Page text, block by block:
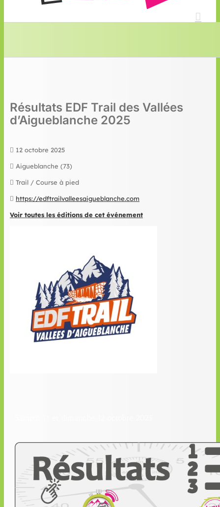
Résultats EDF Trail des Vallées
d’Aigueblanche 2025
12 octobre 2025
Aigueblanche (73)
Trail / Course à pied
https://edftrailvalleesaigueblanche.com
Voir toutes les éditions de cet événement